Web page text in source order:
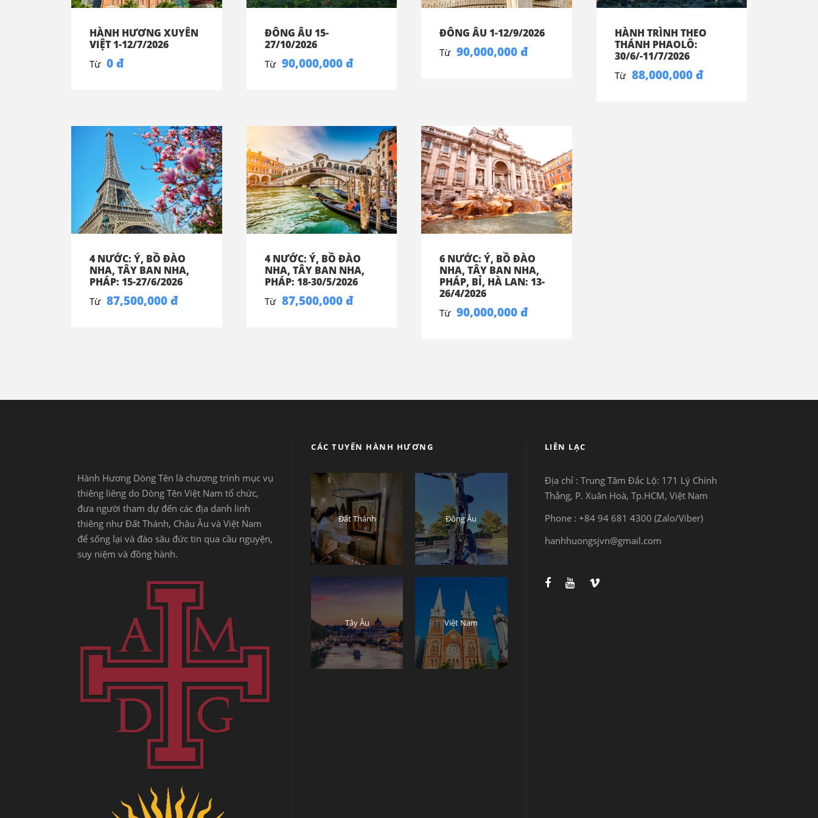
HÀNH HƯƠNG XUYÊN
VIỆT 1-12/7/2026
Từ 0 đ
ĐÔNG ÂU 15-
27/10/2026
Từ 90,000,000 đ
ĐÔNG ÂU 1-12/9/2026
Từ 90,000,000 đ
HÀNH TRÌNH THEO
THÁNH PHAOLÔ:
30/6/-11/7/2026
Từ 88,000,000 đ
4 NƯỚC: Ý, BỒ ĐÀO
NHA, TÂY BAN NHA,
PHÁP: 15-27/6/2026
Từ 87,500,000 đ
4 NƯỚC: Ý, BỒ ĐÀO
NHA, TÂY BAN NHA,
PHÁP: 18-30/5/2026
Từ 87,500,000 đ
6 NƯỚC: Ý, BỒ ĐÀO
NHA, TÂY BAN NHA,
PHÁP, BỈ, HÀ LAN: 13-
26/4/2026
Từ 90,000,000 đ
Hành Hương Dòng Tên là chương trình mục vụ
thiêng liêng do Dòng Tên Việt Nam tổ chức,
đưa người tham dự đến các địa danh linh
thiêng như Đất Thánh, Châu Âu và Việt Nam
để sống lại và đào sâu đức tin qua cầu nguyện,
suy niệm và đồng hành.
CÁC TUYẾN HÀNH HƯƠNG
Đất Thánh Đông Âu
Tây Âu Việt Nam
LIÊN LẠC
Địa chỉ : Trung Tâm Đắc Lộ: 171 Lý Chính
Thắng, P. Xuân Hoà, Tp.HCM, Việt Nam
Phone : +84 94 681 4300 (Zalo/Viber)
hanhhuongsjvn@gmail.com